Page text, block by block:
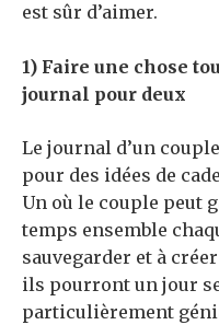
est sûr d’aimer.
1) Faire une chose
journal pour deux
Le journal d’un
pour des idées de
Un où le couple peut
temps ensemble
sauvegarder et à
ils pourront un jour
particulièrement